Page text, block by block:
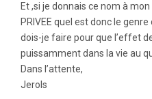
Et ,si je donnais ce nom à mon
PRIVEE quel est donc le
dois-je faire pour que l’effet
puissamment dans la vie au
Dans l’attente,
Jerols